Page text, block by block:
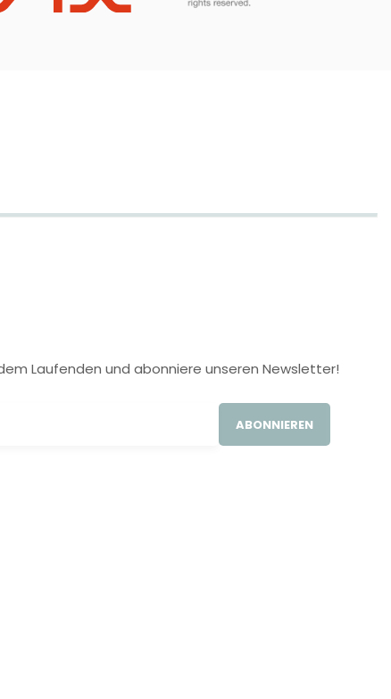
Laufenden und abonniere unseren Newsletter!
ABONNIEREN